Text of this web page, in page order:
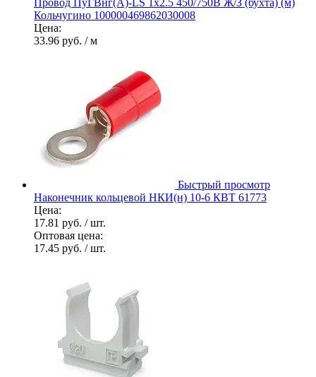
Кольчугино 100000469862030008
Цена:
33.96 руб. / м
Быстрый просмотр
Наконечник кольцевой НКИ(н) 10-6 КВТ 61773
Цена:
17.81 руб. / шт.
Оптовая цена:
17.45 руб. / шт.